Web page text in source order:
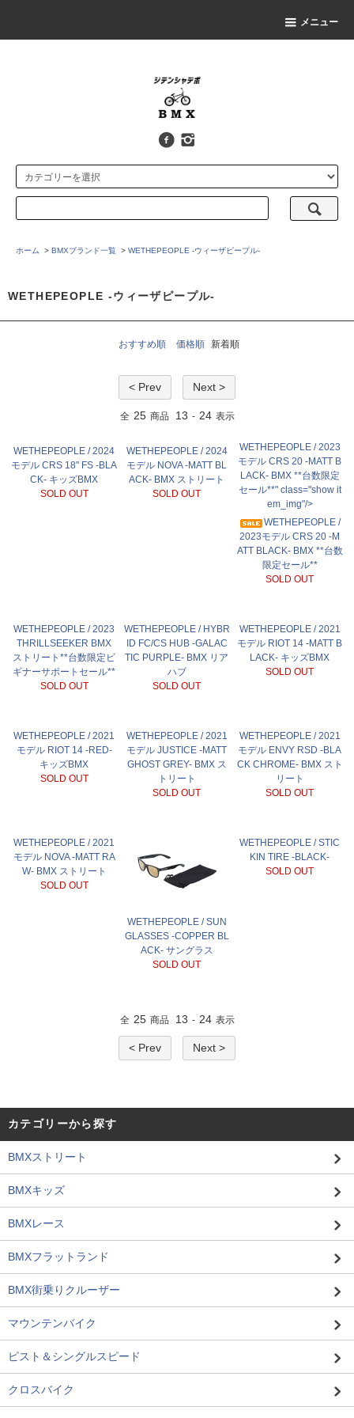
メニュー
ホーム > BMXブランド一覧 > WETHEPEOPLE -ウィーザピープル-
WETHEPEOPLE -ウィーザピープル-
おすすめ順 価格順 新着順
< Prev Next >
全 25 商品 13 - 24 表示
WETHEPEOPLE / 2024
モデル CRS 18" FS -BLA
CK- キッズBMX
SOLD OUT
WETHEPEOPLE / 2024
モデル NOVA -MATT BL
ACK- BMX ストリート
SOLD OUT
WETHEPEOPLE / 2023
モデル CRS 20 -MATT B
LACK- BMX **台数限定
セール**" class="show it
em_img"/>
WETHEPEOPLE /
2023モデル CRS 20 -M
ATT BLACK- BMX **台数
限定セール**
SOLD OUT
WETHEPEOPLE / 2023
THRILLSEEKER BMX
ストリート**台数限定ビ
ギナーサポートセール**
SOLD OUT
WETHEPEOPLE / HYBR
ID FC/CS HUB -GALAC
TIC PURPLE- BMX リア
ハブ
SOLD OUT
WETHEPEOPLE / 2021
モデル RIOT 14 -MATT B
LACK- キッズBMX
SOLD OUT
WETHEPEOPLE / 2021
モデル RIOT 14 -RED-
キッズBMX
SOLD OUT
WETHEPEOPLE / 2021
モデル JUSTICE -MATT
GHOST GREY- BMX ス
トリート
SOLD OUT
WETHEPEOPLE / 2021
モデル ENVY RSD -BLA
CK CHROME- BMX スト
リート
SOLD OUT
WETHEPEOPLE / 2021
モデル NOVA -MATT RA
W- BMX ストリート
SOLD OUT
WETHEPEOPLE / SUN
GLASSES -COPPER BL
ACK- サングラス
SOLD OUT
WETHEPEOPLE / STIC
KIN TIRE -BLACK-
SOLD OUT
全 25 商品 13 - 24 表示
< Prev Next >
カテゴリーから探す
BMXストリート
BMXキッズ
BMXレース
BMXフラットランド
BMX街乗りクルーザー
マウンテンバイク
ピスト＆シングルスピード
クロスバイク